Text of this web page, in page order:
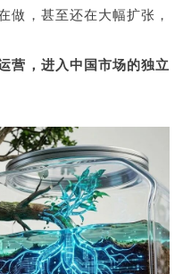
做，甚至还在大幅扩张，
营，进入中国市场的独立